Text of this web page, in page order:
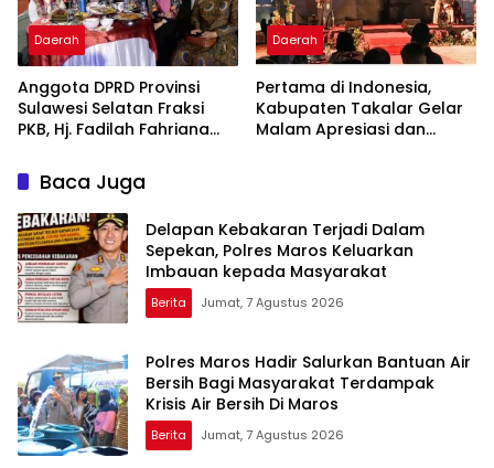
Daerah
Anggota DPRD Provinsi
Sulawesi Selatan Fraksi
PKB, Hj. Fadilah Fahriana
Takalar Menyalakan
Lentera Pengabdian
Melalui Malam Apresiasi
dan Inovasi Award 2026
Daerah
Pertama di Indonesia,
Kabupaten Takalar Gelar
Malam Apresiasi dan
Baca Juga
Delapan Kebakaran Terjadi Dalam
Sepekan, Polres Maros Keluarkan
Imbauan kepada Masyarakat
Berita Jumat, 7 Agustus 2026
Polres Maros Hadir Salurkan Bantuan Air
Bersih Bagi Masyarakat Terdampak
Krisis Air Bersih Di Maros
Berita Jumat, 7 Agustus 2026